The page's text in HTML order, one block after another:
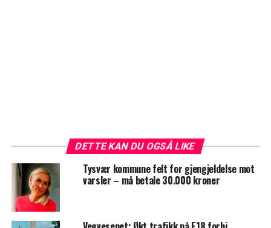
DETTE KAN DU OGSÅ LIKE
Tysvær kommune felt for gjengjeldelse mot
varsler – må betale 30.000 kroner